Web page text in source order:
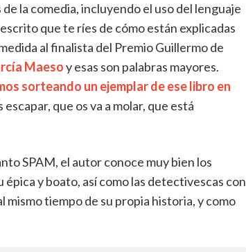
la comedia, incluyendo el uso del lenguaje
que te ríes de cómo están explicadas
al finalista del Premio Guillermo de
Maesoy esas son palabras mayores.
sorteando un ejemplar de ese libro en
escapar, que os va a molar, que está
SPAM, el autor conoce muy bien los
y boato, así como las detectivescas con
mismo tiempo de su propia historia, y como